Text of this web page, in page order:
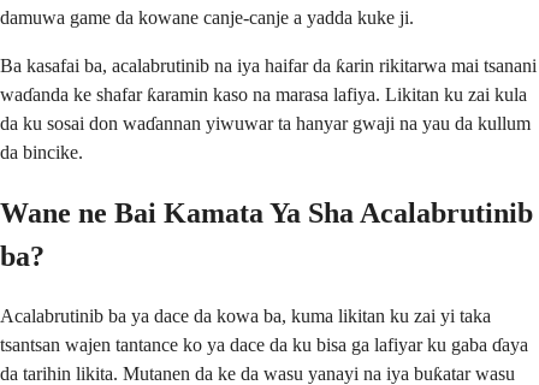
damuwa game da kowane canje-canje a yadda kuke ji.
Ba kasafai ba, acalabrutinib na iya haifar da ƙarin rikitarwa mai tsanani
waɗanda ke shafar ƙaramin kaso na marasa lafiya. Likitan ku zai kula
da ku sosai don waɗannan yiwuwar ta hanyar gwaji na yau da kullum
da bincike.
Wane ne Bai Kamata Ya Sha Acalabrutinib
ba?
Acalabrutinib ba ya dace da kowa ba, kuma likitan ku zai yi taka
tsantsan wajen tantance ko ya dace da ku bisa ga lafiyar ku gaba ɗaya
da tarihin likita. Mutanen da ke da wasu yanayi na iya buƙatar wasu